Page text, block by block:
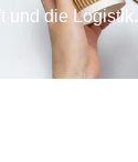
und die Logistik.